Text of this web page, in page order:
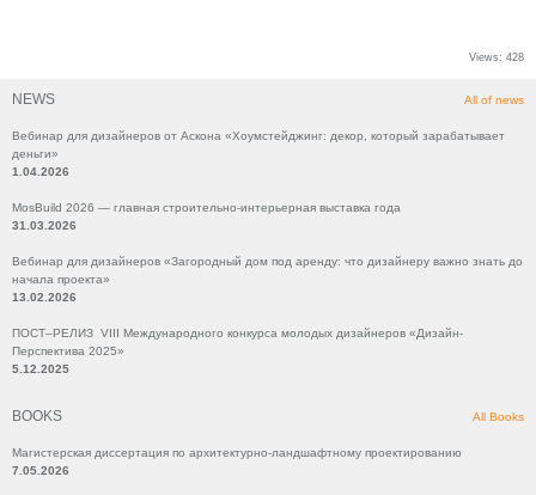
NEWS All of news
Вебинар для дизайнеров от Аскона «Хоумстейджинг: декор, который зарабатывает
деньги»
1.04.2026
MosBuild 2026 — главная строительно-интерьерная выставка года
31.03.2026
Вебинар для дизайнеров «Загородный дом под аренду: что дизайнеру важно знать до
начала проекта»
13.02.2026
ПОСТ–РЕЛИЗ VIII Международного конкурса молодых дизайнеров «Дизайн-
Перспектива 2025»
5.12.2025
BOOKS All Books
Магистерская диссертация по архитектурно-ландшафтному проектированию
7.05.2026
Views: 428